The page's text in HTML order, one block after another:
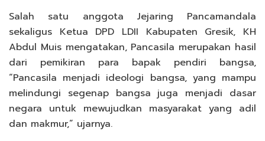
Salah satu anggota Jejaring Pancamandala
sekaligus Ketua DPD LDII Kabupaten Gresik, KH
Abdul Muis mengatakan, Pancasila merupakan hasil
dari pemikiran para bapak pendiri bangsa,
“Pancasila menjadi ideologi bangsa, yang mampu
melindungi segenap bangsa juga menjadi dasar
negara untuk mewujudkan masyarakat yang adil
dan makmur,” ujarnya.